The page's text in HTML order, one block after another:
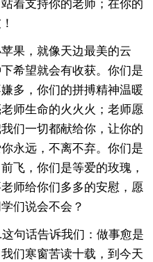
着支持你的老师；在你的
果，就像天边最美的云
希望就会有收获。你们是
多，你们的拼搏精神温暖
师生命的火火火；老师愿
们一切都献给你，让你的
永远，不离不弃。你们是
飞，你们是等爱的玫瑰，
师给你们多多的安慰，愿
们说会不会？
句话告诉我们：做事愈是
们寒窗苦读十载，到今天